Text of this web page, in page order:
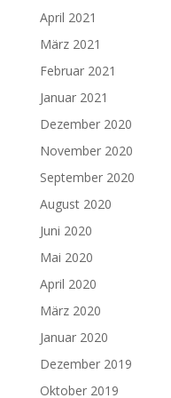
April 2021
März 2021
Februar 2021
Januar 2021
Dezember 2020
November 2020
September 2020
August 2020
Juni 2020
Mai 2020
April 2020
März 2020
Januar 2020
Dezember 2019
Oktober 2019